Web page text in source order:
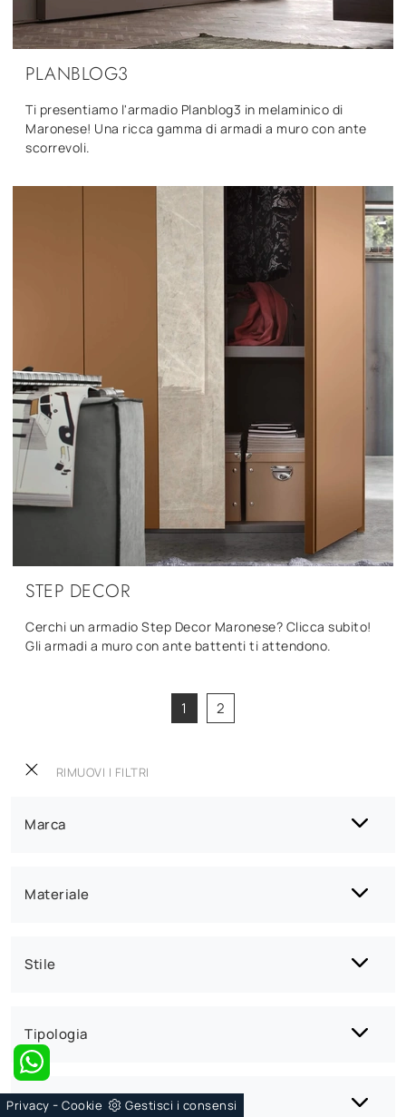
RIMUOVI I FILTRI
Marca
Materiale
Stile
Tipologia
Apertura
PLANBLOG3
Ti presentiamo l'armadio Planblog3 in melaminico di
Maronese! Una ricca gamma di armadi a muro con ante
scorrevoli.
STEP DECOR
Cerchi un armadio Step Decor Maronese? Clicca subito!
Gli armadi a muro con ante battenti ti attendono.
1 2
Privacy - Cookie Gestisci i consensi